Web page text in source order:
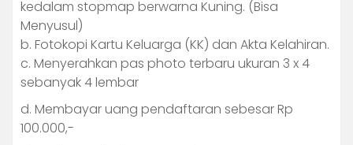
kedalam stopmap berwarna Kuning. (Bisa
Menyusul)
b. Fotokopi Kartu Keluarga (KK) dan Akta Kelahiran.
c. Menyerahkan pas photo terbaru ukuran 3 x 4
sebanyak 4 lembar
d. Membayar uang pendaftaran sebesar Rp
100.000,-